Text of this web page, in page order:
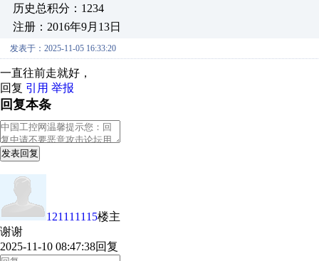
历史总积分：1234
注册：2016年9月13日
发表于：2025-11-05 16:33:20
一直往前走就好，
回复 引用 举报
回复本条
发表回复
121111115楼主
谢谢
2025-11-10 08:47:38回复